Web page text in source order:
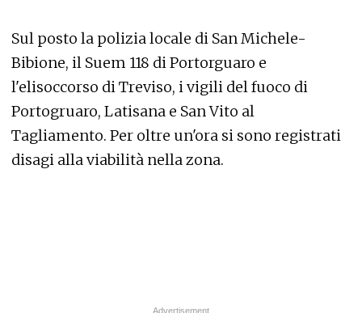
Sul posto la polizia locale di San Michele-
Bibione, il Suem 118 di Portorguaro e
l'elisoccorso di Treviso, i vigili del fuoco di
Portogruaro, Latisana e San Vito al
Tagliamento. Per oltre un'ora si sono registrati
disagi alla viabilità nella zona.